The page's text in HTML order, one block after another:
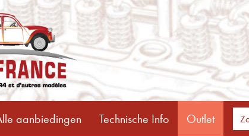
aanbiedingen Technische Info Outlet